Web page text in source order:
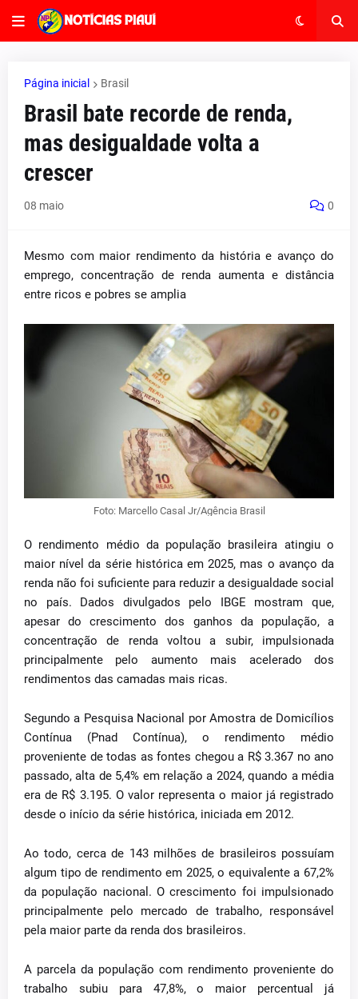
Página inicial Brasil
Brasil bate recorde de renda,
mas desigualdade volta a
crescer
08 maio 0
Mesmo com maior rendimento da história e avanço do
emprego, concentração de renda aumenta e distância
entre ricos e pobres se amplia
Foto: Marcello Casal Jr/Agência Brasil
O rendimento médio da população brasileira atingiu o
maior nível da série histórica em 2025, mas o avanço da
renda não foi suficiente para reduzir a desigualdade social
no país. Dados divulgados pelo IBGE mostram que,
apesar do crescimento dos ganhos da população, a
concentração de renda voltou a subir, impulsionada
principalmente pelo aumento mais acelerado dos
rendimentos das camadas mais ricas.
Segundo a Pesquisa Nacional por Amostra de Domicílios
Contínua (Pnad Contínua), o rendimento médio
proveniente de todas as fontes chegou a R$ 3.367 no ano
passado, alta de 5,4% em relação a 2024, quando a média
era de R$ 3.195. O valor representa o maior já registrado
desde o início da série histórica, iniciada em 2012.
Ao todo, cerca de 143 milhões de brasileiros possuíam
algum tipo de rendimento em 2025, o equivalente a 67,2%
da população nacional. O crescimento foi impulsionado
principalmente pelo mercado de trabalho, responsável
pela maior parte da renda dos brasileiros.
A parcela da população com rendimento proveniente do
trabalho subiu para 47,8%, o maior percentual já